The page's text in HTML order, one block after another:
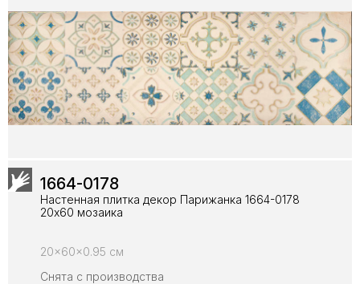
1664-0178
Настенная плитка декор Парижанка 1664-0178
20x60 мозаика
20x60x0.95 см
Снята с производства